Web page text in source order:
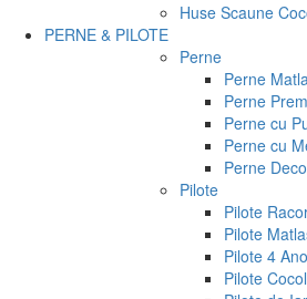
Huse Scaune
PERNE & PILOTE
Perne
Perne
Perne
Perne cu
Perne cu
Perne
Pilote
Pilote
Pilote
Pilote 4
Pilote